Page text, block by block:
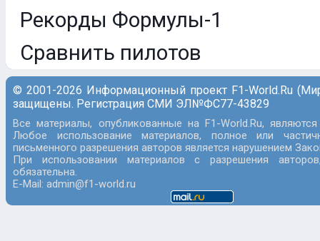
Рекорды Формулы-1
Сравнить пилотов
© 2001-2026 Информационный проект F1-World.Ru
защищены. Регистрация СМИ ЭЛ№ФС77-43829
Все материалы, опубликованные на F1-World.Ru,
Любое использование материалов, полное или
письменного разрешения авторов является нарушением
При использовании материалов с разрешения
обязательна.
E-Mail: admin@f1-world.ru